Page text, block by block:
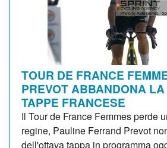
TOUR DE FRANCE
PREVOT ABBANDONA
TAPPE FRANCESE
Il Tour de France Femmes perde
regine, Pauline Ferrand Prevot
dell'ottava tappa in programma